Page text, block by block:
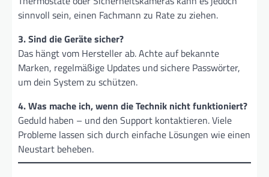
sinnvoll sein, einen Fachmann zu Rate zu ziehen.
3. Sind die Geräte sicher?
Das hängt vom Hersteller ab. Achte auf bekannte
Marken, regelmäßige Updates und sichere Passwörter,
um dein System zu schützen.
4. Was mache ich, wenn die Technik nicht funktioniert?
Geduld haben – und den Support kontaktieren. Viele
Probleme lassen sich durch einfache Lösungen wie einen
Neustart beheben.